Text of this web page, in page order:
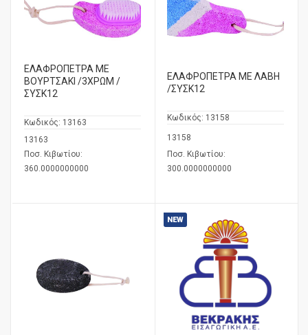
ΕΛΑΦΡΟΠΕΤΡΑ ΜΕ
ΒΟΥΡΤΣΑΚΙ /3ΧΡΩΜ /
ΣΥΣΚ12
Κωδικός: 13163
13163
Ποσ. Κιβωτίου:
360.0000000000
ΕΛΑΦΡΟΠΕΤΡΑ ΜΕ ΛΑΒΗ
/ΣΥΣΚ12
Κωδικός: 13158
13158
Ποσ. Κιβωτίου:
300.0000000000
NEW